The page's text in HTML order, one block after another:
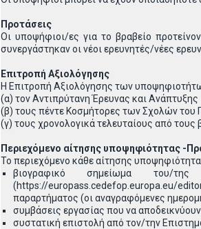
Προτάσεις
Οι υποψήφιοι/ες για το βραβείο
συνεργάστηκαν οι νέοι ερευνητές/νέες
Επιτροπή Αξιολόγησης
Η Επιτροπή Αξιολόγησης των
(α) τον Αντιπρύτανη Έρευνας και Ανάπτυξης
(β) τους πέντε Κοσμήτορες των Σχολών του
(γ) τους χρονολογικά τελευταίους από
Περιεχόμενο αίτησης υποψηφιότητας -
Το περιεχόμενο κάθε αίτησης
βιογραφικό σημείωμα του/
(https://europass.cedefop.europa.eu/
παραρτήματος (οι αναγραφόμενες
συμβάσεις εργασίας που να
συστατική επιστολή από τον/την